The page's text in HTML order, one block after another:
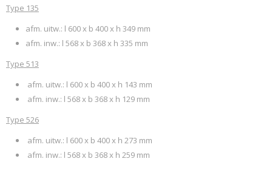
Type 135
afm. uitw.: l 600 x b 400 x h 349 mm
afm. inw.: l 568 x b 368 x h 335 mm
Type 513
afm. uitw.: l 600 x b 400 x h 143 mm
afm. inw.: l 568 x b 368 x h 129 mm
Type 526
afm. uitw.: l 600 x b 400 x h 273 mm
afm. inw.: l 568 x b 368 x h 259 mm